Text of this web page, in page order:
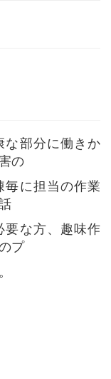
な部分に働きか
の
毎に担当の作業
要な方、趣味作
プ